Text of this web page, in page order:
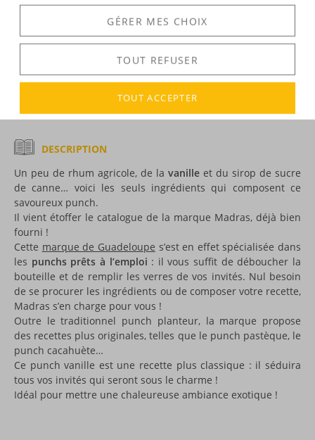
Degré :18°
Voir tous les produits :Madras
DESCRIPTION
Un peu de rhum agricole, de la vanille et du sirop de sucre
de canne… voici les seuls ingrédients qui composent ce
savoureux punch.
Il vient étoffer le catalogue de la marque Madras, déjà bien
fourni !
Cette marque de Guadeloupe s’est en effet spécialisée dans
les punchs prêts à l’emploi : il vous suffit de déboucher la
bouteille et de remplir les verres de vos invités. Nul besoin
de se procurer les ingrédients ou de composer votre recette,
Madras s’en charge pour vous !
Outre le traditionnel punch planteur, la marque propose
des recettes plus originales, telles que le punch pastèque, le
punch cacahuète…
Ce punch vanille est une recette plus classique : il séduira
tous vos invités qui seront sous le charme !
Idéal pour mettre une chaleureuse ambiance exotique !
GÉRER MES CHOIX
TOUT REFUSER
TOUT ACCEPTER